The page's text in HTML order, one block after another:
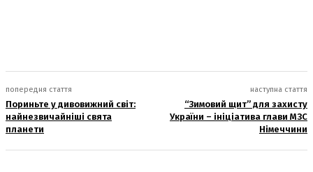
попередня стаття
Пориньте у дивовижний світ:
найнезвичайніші свята
планети
наступна стаття
“Зимовий щит” для захисту
України – ініціатива глави МЗС
Німеччини